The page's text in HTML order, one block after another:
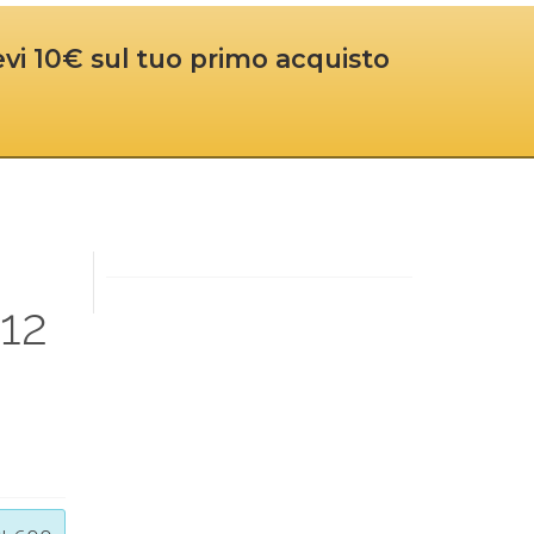
10€ sul tuo primo acquisto